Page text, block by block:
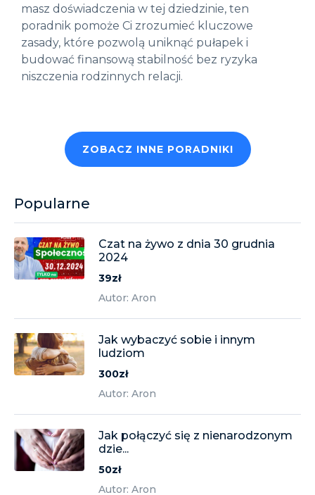
masz doświadczenia w tej dziedzinie, ten
poradnik pomoże Ci zrozumieć kluczowe
zasady, które pozwolą uniknąć pułapek i
budować finansową stabilność bez ryzyka
niszczenia rodzinnych relacji.
ZOBACZ INNE PORADNIKI
Popularne
Czat na żywo z dnia 30 grudnia
2024
39zł
Autor: Aron
Jak wybaczyć sobie i innym
ludziom
300zł
Autor: Aron
Jak połączyć się z nienarodzonym
dzie...
50zł
Autor: Aron